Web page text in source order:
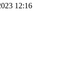
12:16